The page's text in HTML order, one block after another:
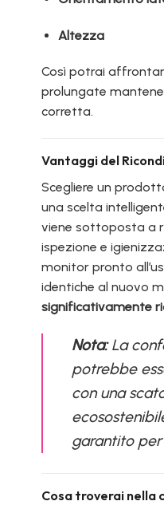
Altezza
Così potrai
prolungate
corretta.
Vantaggi del
Scegliere un
una scelta
viene sottoposta a
ispezione e
monitor pronto
identiche al nuovo
significativamente
Nota:La
potrebbe
con una
garantito
Cosa troverai nella